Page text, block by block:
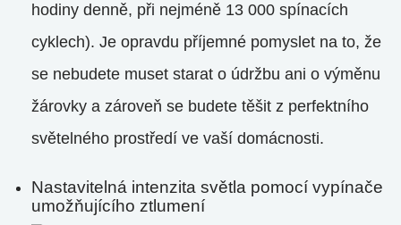
hodiny denně, při nejméně 13 000 spínacích
cyklech). Je opravdu příjemné pomyslet na to, že
se nebudete muset starat o údržbu ani o výměnu
žárovky a zároveň se budete těšit z perfektního
světelného prostředí ve vaší domácnosti.
Nastavitelná intenzita světla pomocí vypínače
umožňujícího ztlumení